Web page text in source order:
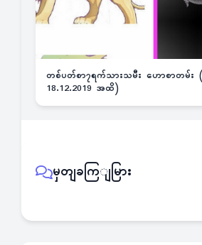
တစ်ပတ်စာ၇ရက်သားသမီး ဟောစာတမ်း
18.12.2019 အထိ)
မှတျခကြျမြား